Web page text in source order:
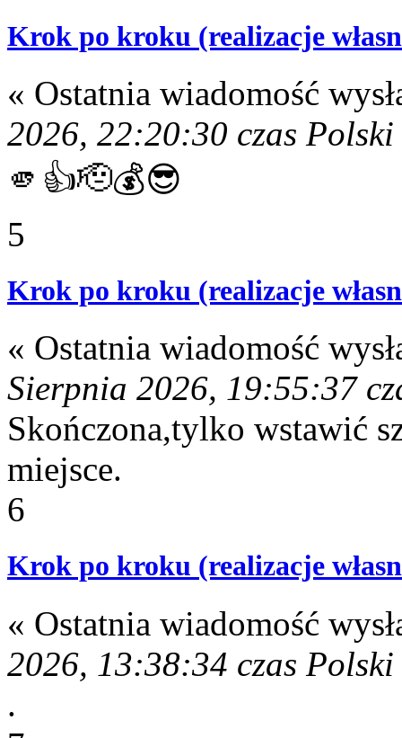
Krok po kroku (realizacje
« Ostatnia wiadomość
2026, 22:20:30 czas Polski
🫵👍🫡💰😎
5
Krok po kroku (realizacje
« Ostatnia wiadomość
Sierpnia 2026, 19:55:37
Skończona,tylko wstawić
miejsce.
6
Krok po kroku (realizacje
« Ostatnia wiadomość
2026, 13:38:34 czas Polski
.